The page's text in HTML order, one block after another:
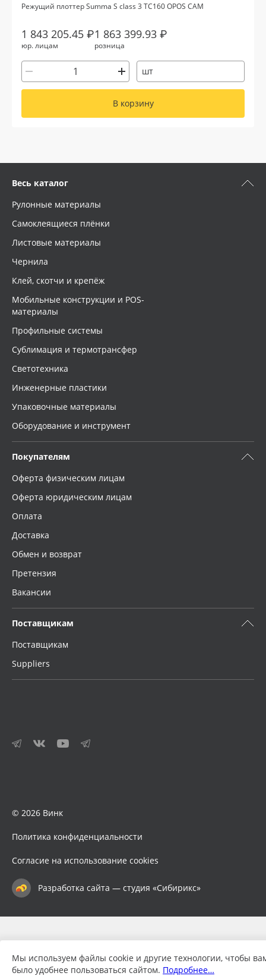
Режущий плоттер Summa S class 3 TC160 OPOS CAM
1 843 205.45 ₽
юр. лицам
1 863 399.93 ₽
розница
шт
В корзину
Весь каталог
Рулонные материалы
Самоклеящиеся плёнки
Листовые материалы
Чернила
Клей, скотчи и крепёж
Мобильные конструкции и POS-
материалы
Профильные системы
Сублимация и термотрансфер
Светотехника
Инженерные пластики
Упаковочные материалы
Оборудование и инструмент
Покупателям
Оферта физическим лицам
Оферта юридическим лицам
Оплата
Доставка
Обмен и возврат
Претензия
Вакансии
Поставщикам
Поставщикам
Suppliers
© 2026 Винк
Политика конфиденциальности
Согласие на использование cookies
Разработка сайта — студия «Сибирикс»
Мы используем файлы cookie и другие технологии, чтобы
было удобнее пользоваться сайтом. Подробнее…